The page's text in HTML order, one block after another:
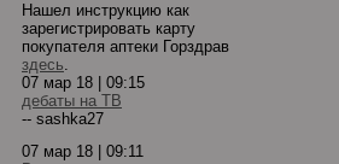
Нашел инструкцию как
зарегистрировать карту
покупателя аптеки Горздрав
здесь.
07 мар 18 | 09:15
дебаты на ТВ
-- sashka27
07 мар 18 | 09:11